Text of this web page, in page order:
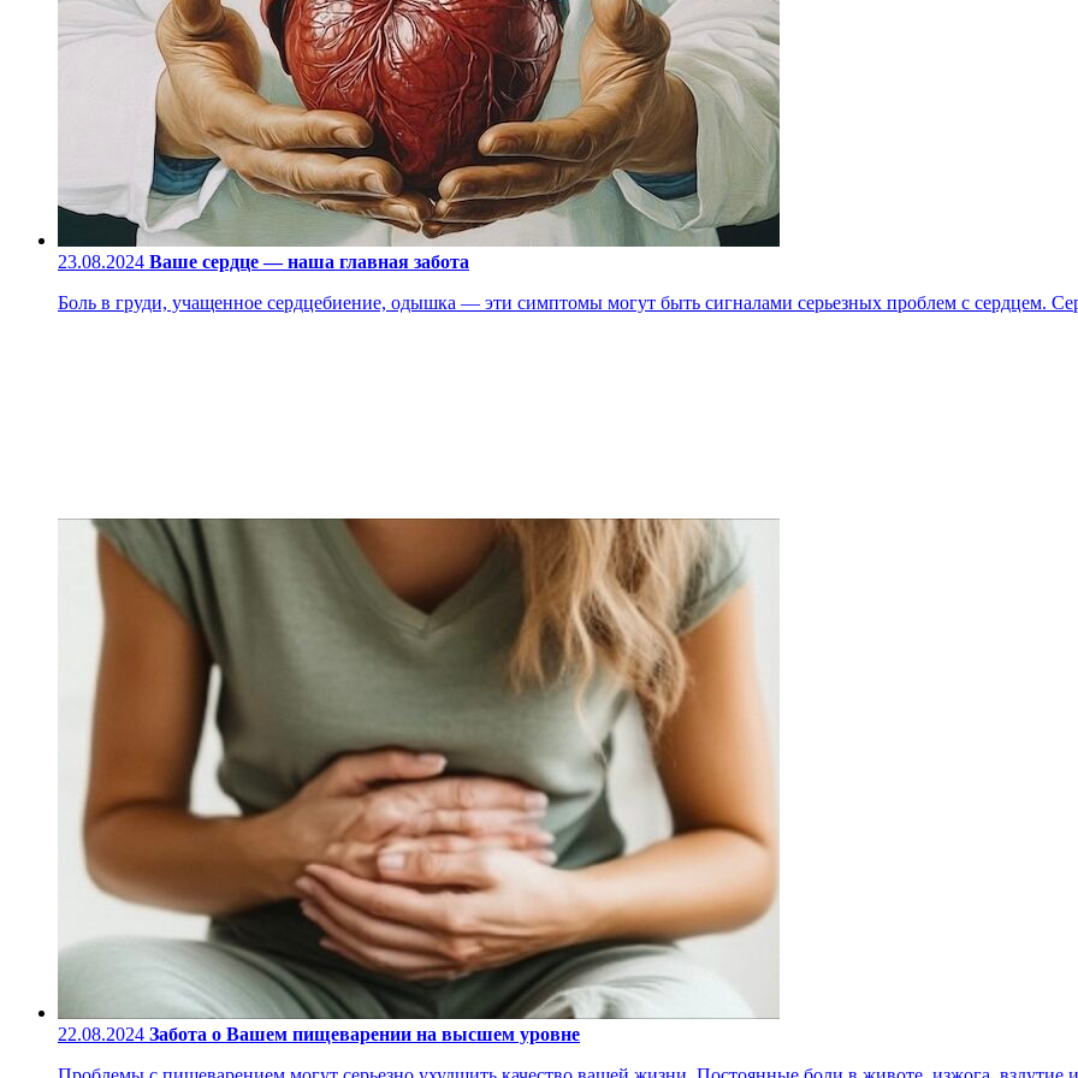
23.08.2024 Ваше сердце — наша главная забота
Боль в груди, учащенное сердцебиение, одышка — эти симптомы могут быть сигналами серьезных проблем с сердцем.
22.08.2024 Забота о Вашем пищеварении на высшем уровне